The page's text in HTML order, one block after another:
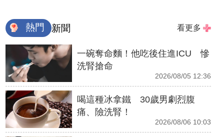
熱門 新聞 看更多
一碗奪命麵！他吃後住進ICU 慘
洗腎搶命
2026/08/05 12:36
喝這種冰拿鐵 30歲男劇烈腹
痛、險洗腎！
2026/08/06 10:03